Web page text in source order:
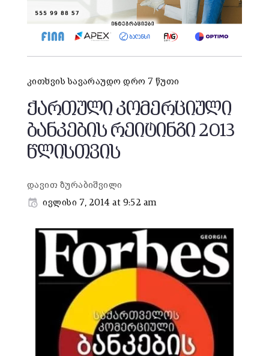
კითხვის სავარაუდო დრო 7 წუთი
ქართული კომერციული
ბანკების რეიტინგი 2013
წლისთვის
დავით ზურაბიშვილი
ივლისი 7, 2014 at 9:52 am